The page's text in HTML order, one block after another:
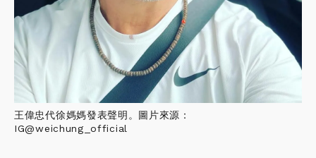
王偉忠代徐媽媽發表聲明。圖片來源：
IG@weichung_official